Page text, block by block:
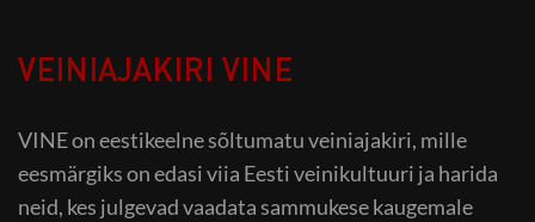
VEINIAJAKIRI VINE
VINE on eestikeelne sõltumatu veiniajakiri, mille
eesmärgiks on edasi viia Eesti veinikultuuri ja harida
neid, kes julgevad vaadata sammukese kaugemale